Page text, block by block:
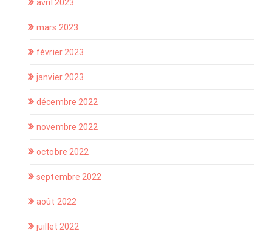
avril 2023
mars 2023
février 2023
janvier 2023
décembre 2022
novembre 2022
octobre 2022
septembre 2022
août 2022
juillet 2022